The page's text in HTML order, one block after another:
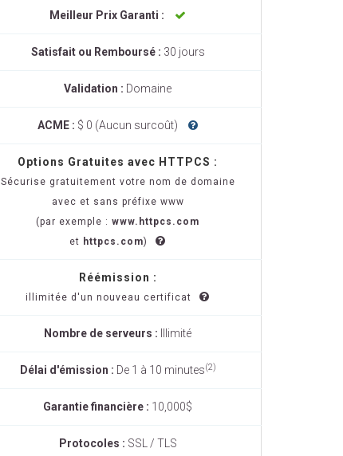
Meilleur Prix Garanti :
Satisfait ou Remboursé : 30 jours
Validation : Domaine
ACME : $ 0 (Aucun surcoût)
Options Gratuites avec HTTPCS :
Sécurise gratuitement votre nom de domaine
avec et sans préfixe www
(par exemple : www.httpcs.com
et httpcs.com)
Réémission :
illimitée d'un nouveau certificat
Nombre de serveurs : Illimité
Délai d'émission : De 1 à 10 minutes(2)
Garantie financière : 10,000$
Protocoles : SSL / TLS